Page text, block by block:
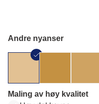
Andre nyanser
Maling av høy kvalitet